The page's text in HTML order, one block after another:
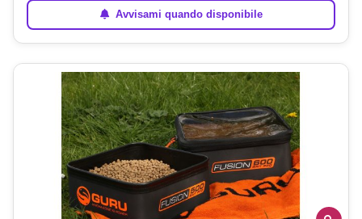
Avvisami quando disponibile